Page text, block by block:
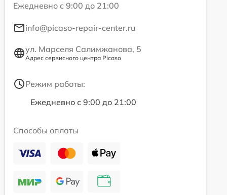
Ежедневно с 9:00 до 21:00
info@picaso-repair-center.ru
ул. Марселя Салимжанова, 5
Адрес сервисного центра Picaso
Режим работы:
Ежедневно с 9:00 до 21:00
Способы оплаты